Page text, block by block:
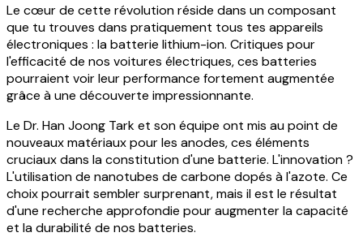
Le cœur de cette révolution réside dans un composant
que tu trouves dans pratiquement tous tes appareils
électroniques : la batterie lithium-ion. Critiques pour
l'efficacité de nos voitures électriques, ces batteries
pourraient voir leur performance fortement augmentée
grâce à une découverte impressionnante.
Le Dr. Han Joong Tark et son équipe ont mis au point de
nouveaux matériaux pour les anodes, ces éléments
cruciaux dans la constitution d'une batterie. L'innovation ?
L'utilisation de nanotubes de carbone dopés à l'azote. Ce
choix pourrait sembler surprenant, mais il est le résultat
d'une recherche approfondie pour augmenter la capacité
et la durabilité de nos batteries.